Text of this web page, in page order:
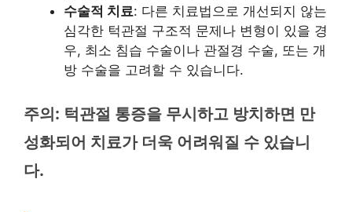
수술적 치료: 다른 치료법으로 개선되지 않는
심각한 턱관절 구조적 문제나 변형이 있을 경
우, 최소 침습 수술이나 관절경 수술, 또는 개
방 수술을 고려할 수 있습니다.
주의: 턱관절 통증을 무시하고 방치하면 만
성화되어 치료가 더욱 어려워질 수 있습니
다.